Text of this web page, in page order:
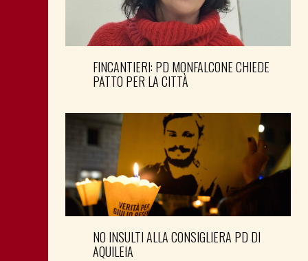
FINCANTIERI: PD MONFALCONE CHIEDE
PATTO PER LA CITTÀ
NO INSULTI ALLA CONSIGLIERA PD DI
AQUILEIA